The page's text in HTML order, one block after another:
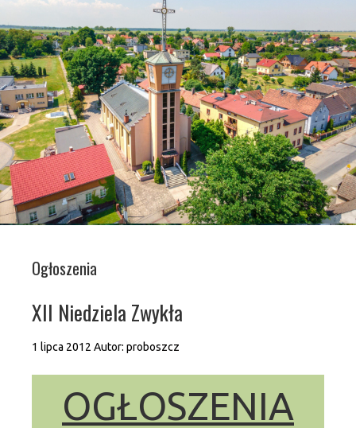
Ogłoszenia
XII Niedziela Zwykła
1 lipca 2012 Autor: proboszcz
OGŁOSZENIA